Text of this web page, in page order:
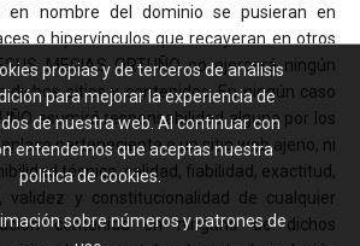
en nombre del dominio se pusieran en
o hipervínculos que recayeran en otros
MEGIAS ORTUÑO no ejercerá ningún
dichos sitios y contenidos. En ningún caso
asumirá responsabilidad alguna por los
perteneciente a un sitio web ajeno, ni
técnica, calidad, fiabilidad, exactitud,
validez y constitucionalidad de cualquier
contenida en ninguno de dichos
propias y de terceros de análisis
para mejorar la experiencia de
de nuestra web. Al continuar con
entendemos que aceptas nuestra
política de cookies.
sobre números y patrones de